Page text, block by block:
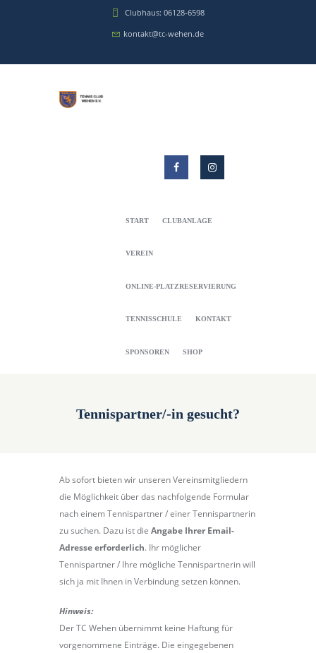
Clubhaus: 06128-6598
kontakt@tc-wehen.de
START CLUBANLAGE
VEREIN
ONLINE-PLATZRESERVIERUNG
TENNISSCHULE KONTAKT
SPONSOREN SHOP
Tennispartner/-in gesucht?
Ab sofort bieten wir unseren Vereinsmitgliedern
die Möglichkeit über das nachfolgende Formular
nach einem Tennispartner / einer Tennispartnerin
zu suchen. Dazu ist die Angabe Ihrer Email-
Adresse erforderlich. Ihr möglicher
Tennispartner / Ihre mögliche Tennispartnerin will
sich ja mit Ihnen in Verbindung setzen können.
Hinweis:
Der TC Wehen übernimmt keine Haftung für
vorgenommene Einträge. Die eingegebenen